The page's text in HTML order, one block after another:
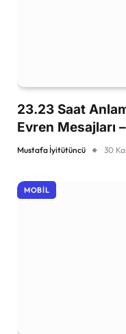
23.23 Saat
Evren Mesajları
Mustafa İyitütüncü 30
MOBIL